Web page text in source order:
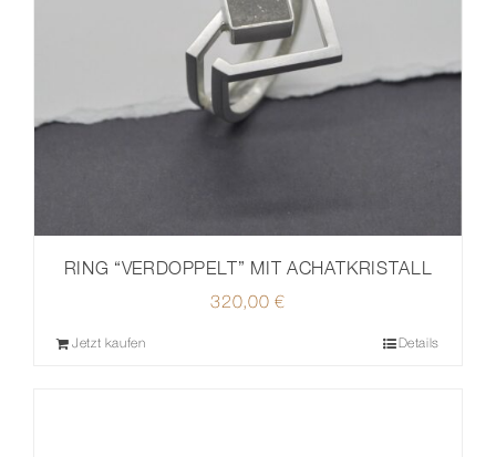
RING “VERDOPPELT” MIT ACHATKRISTALL
320,00 €
Jetzt kaufen Details